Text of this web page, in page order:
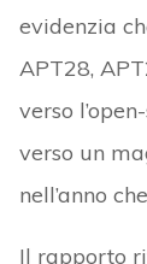
evidenzia
APT28,
verso
verso un
nell’anno
Il rapporto